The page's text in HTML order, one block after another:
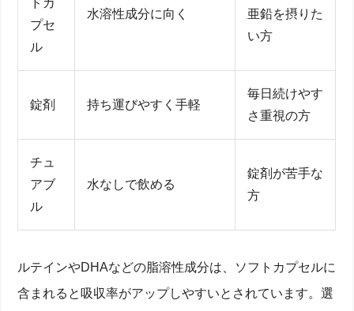
ドカ
プセ
ル
水溶性成分に向く
亜鉛を摂りた
い方
錠剤 持ち運びやすく手軽
毎日続けやす
さ重視の方
チュ
アブ
ル
水なしで飲める
錠剤が苦手な
方
ルテインやDHAなどの脂溶性成分は、ソフトカプセルに
含まれると吸収率がアップしやすいとされています。選